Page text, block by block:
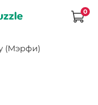
0
(Мэрфи)